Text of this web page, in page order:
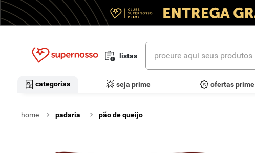
listas
procure aqui seus produtos
categorias seja prime ofertas prime
padaria pão de queijo
termos mais buscados
2